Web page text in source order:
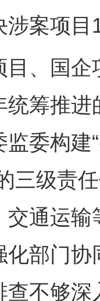
涉案项
国企
统筹推
委构建
三级责
交通运
化部门
查不够